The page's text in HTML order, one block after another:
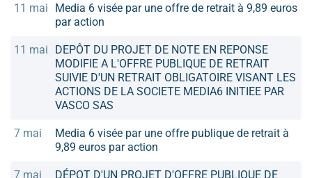
11 mai
Media 6 visée par une offre de retrait à 9,89 euros
par action
11 mai
DEPÔT DU PROJET DE NOTE EN REPONSE
MODIFIE A L'OFFRE PUBLIQUE DE RETRAIT
SUIVIE D'UN RETRAIT OBLIGATOIRE VISANT LES
ACTIONS DE LA SOCIETE MEDIA6 INITIEE PAR
VASCO SAS
7 mai
Media 6 visée par une offre publique de retrait à
9,89 euros par action
7 mai
DÉPOT D'UN PROJET D'OFFRE PUBLIQUE DE